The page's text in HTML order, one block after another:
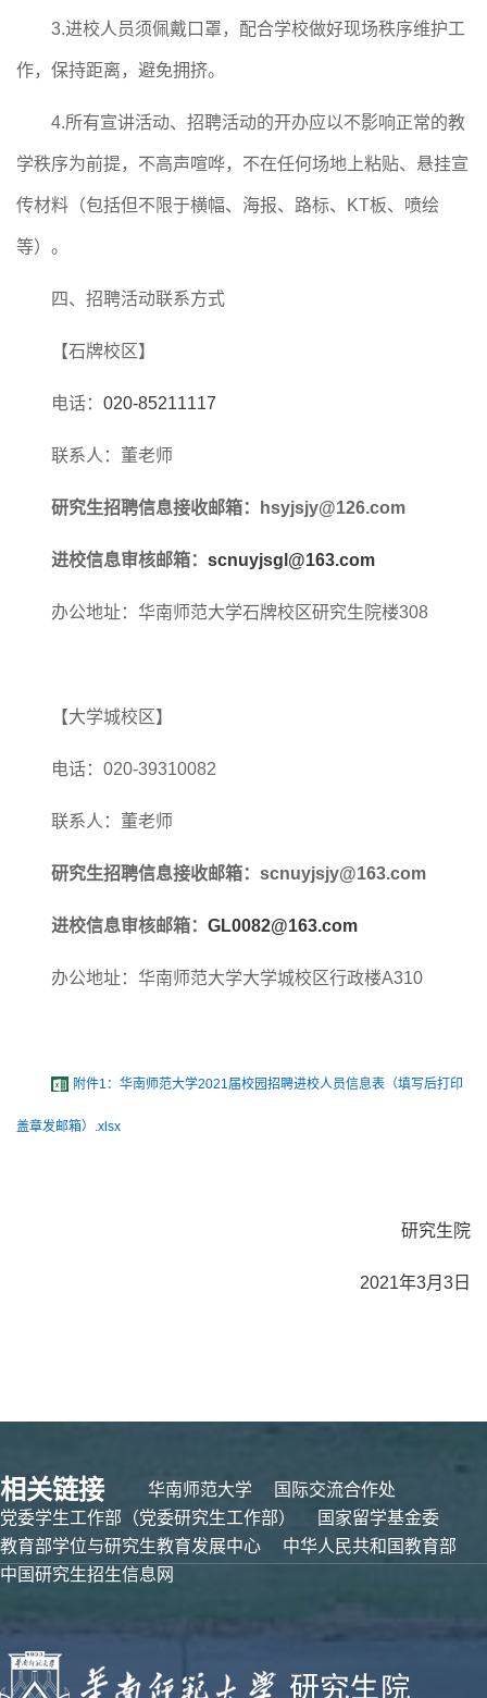
3.进校人员须佩戴口罩，配合学校做好现场秩序维护工
作，保持距离，避免拥挤。
4.所有宣讲活动、招聘活动的开办应以不影响正常的教
学秩序为前提，不高声喧哗，不在任何场地上粘贴、悬挂宣
传材料（包括但不限于横幅、海报、路标、 KT板、喷绘
等）。
四、招聘活动联系方式
【石牌校区】
电话： 020-85211117
联系人： 董老师
研究生招聘信息接收邮箱：hsyjsjy@126.com
进校信息审核邮箱： scnuyjsgl@163.com
办公地址：华南师范大学石牌校区研究生院楼308
【大学城校区】
电话： 020-39310082
联系人： 董老师
研究生招聘信息接收邮箱： scnuyjsjy@163.com
进校信息审核邮箱： GL0082@163.com
办公地址：华南师范大学大学城校区行政楼A310
附件1：华南师范大学2021届校园招聘进校人员信息表（填写后打印
盖章发邮箱）.xlsx
研究生院
2021年3月 3 日
相关链接 华南师范大学
国际交流合作处
党委学生工作部（党委研究生工作部）
国家留学基金委
教育部学位与研究生教育发展中心
中华人民共和国教育部
中国研究生招生信息网